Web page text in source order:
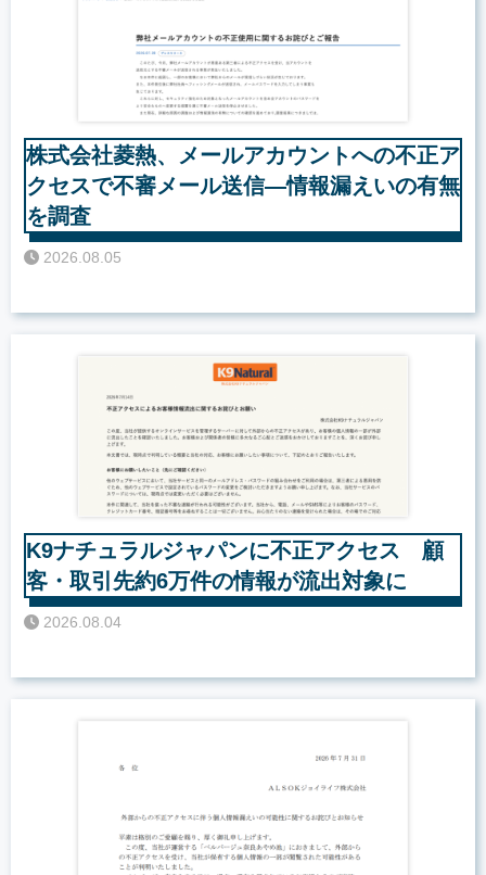
株式会社菱熱、メールアカウントへの不正ア
クセスで不審メール送信―情報漏えいの有無
を調査
2026.08.05
K9ナチュラルジャパンに不正アクセス 顧
客・取引先約6万件の情報が流出対象に
2026.08.04